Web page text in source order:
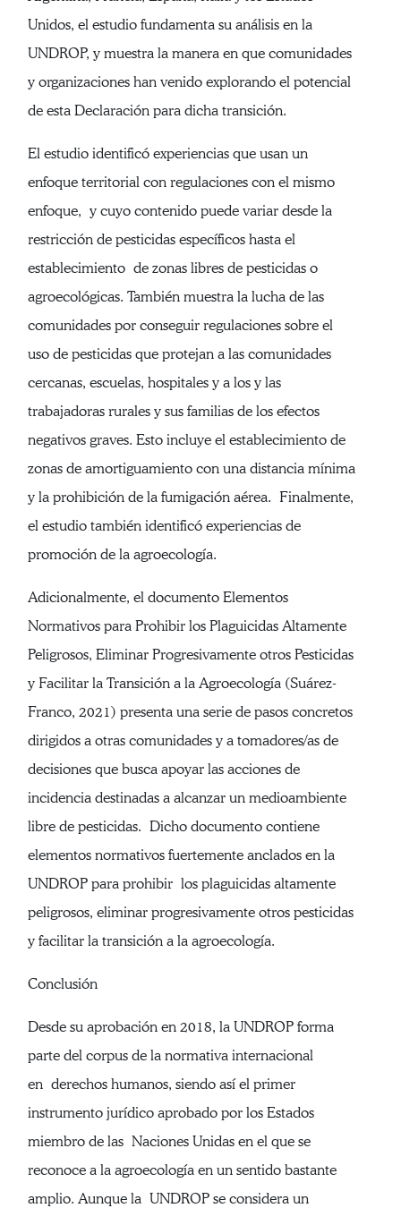
Unidos, el estudio fundamenta su análisis en la
UNDROP, y muestra la manera en que comunidades
y organizaciones han venido explorando el potencial
de esta Declaración para dicha transición.
El estudio identificó experiencias que usan un
enfoque territorial con regulaciones con el mismo
enfoque, y cuyo contenido puede variar desde la
restricción de pesticidas específicos hasta el
establecimiento de zonas libres de pesticidas o
agroecológicas. También muestra la lucha de las
comunidades por conseguir regulaciones sobre el
uso de pesticidas que protejan a las comunidades
cercanas, escuelas, hospitales y a los y las
trabajadoras rurales y sus familias de los efectos
negativos graves. Esto incluye el establecimiento de
zonas de amortiguamiento con una distancia mínima
y la prohibición de la fumigación aérea. Finalmente,
el estudio también identificó experiencias de
promoción de la agroecología.
Adicionalmente, el documento Elementos
Normativos para Prohibir los Plaguicidas Altamente
Peligrosos, Eliminar Progresivamente otros Pesticidas
y Facilitar la Transición a la Agroecología (Suárez-
Franco, 2021) presenta una serie de pasos concretos
dirigidos a otras comunidades y a tomadores/as de
decisiones que busca apoyar las acciones de
incidencia destinadas a alcanzar un medioambiente
libre de pesticidas. Dicho documento contiene
elementos normativos fuertemente anclados en la
UNDROP para prohibir los plaguicidas altamente
peligrosos, eliminar progresivamente otros pesticidas
y facilitar la transición a la agroecología.
Conclusión
Desde su aprobación en 2018, la UNDROP forma
parte del corpus de la normativa internacional
en derechos humanos, siendo así el primer
instrumento jurídico aprobado por los Estados
miembro de las Naciones Unidas en el que se
reconoce a la agroecología en un sentido bastante
amplio. Aunque la UNDROP se considera un